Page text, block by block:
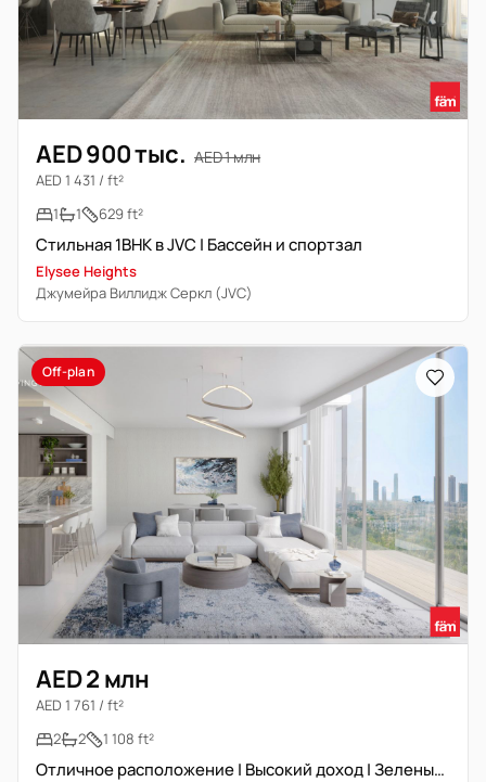
AED 900 тыс. AED 1 млн
AED 1 431 / ft²
1
1 629 ft²
Стильная 1BHK в JVC | Бассейн и спортзал
Elysee Heights
Джумейра Виллидж Серкл (JVC)
Off-plan
AED 2 млн
AED 1 761 / ft²
2
2 1 108 ft²
Отличное расположение | Высокий доход | Зеленые зоны